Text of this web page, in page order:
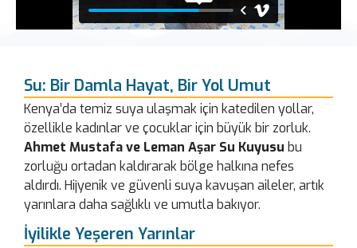
Su: Bir Damla Hayat, Bir Yol Umut
Kenya’da temiz suya ulaşmak için katedilen yollar,
özellikle kadınlar ve çocuklar için büyük bir zorluk.
Ahmet Mustafa ve Leman Aşar Su Kuyusu bu
zorluğu ortadan kaldırarak bölge halkına nefes
aldırdı. Hijyenik ve güvenli suya kavuşan aileler, artık
yarınlara daha sağlıklı ve umutla bakıyor.
İyilikle Yeşeren Yarınlar